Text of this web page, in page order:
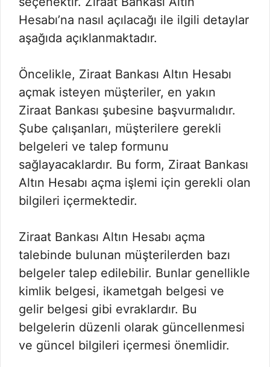
Hesabı’na nasıl açılacağı ile ilgili detaylar
aşağıda açıklanmaktadır.
Öncelikle, Ziraat Bankası Altın Hesabı
açmak isteyen müşteriler, en yakın
Ziraat Bankası şubesine başvurmalıdır.
Şube çalışanları, müşterilere gerekli
belgeleri ve talep formunu
sağlayacaklardır. Bu form, Ziraat Bankası
Altın Hesabı açma işlemi için gerekli olan
bilgileri içermektedir.
Ziraat Bankası Altın Hesabı açma
talebinde bulunan müşterilerden bazı
belgeler talep edilebilir. Bunlar genellikle
kimlik belgesi, ikametgah belgesi ve
gelir belgesi gibi evraklardır. Bu
belgelerin düzenli olarak güncellenmesi
ve güncel bilgileri içermesi önemlidir.